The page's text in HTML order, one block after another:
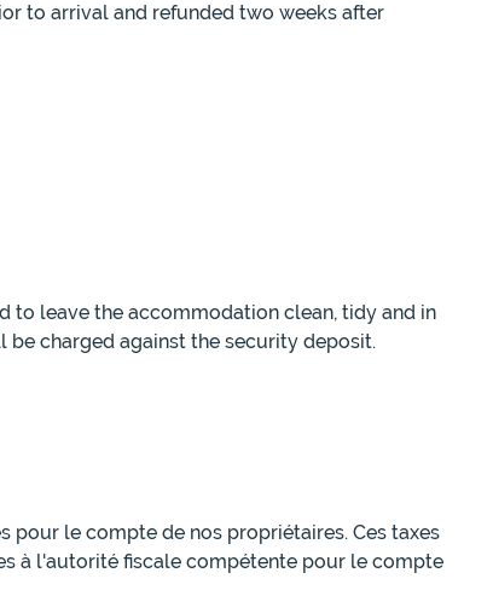
to arrival and refunded two weeks after
to leave the accommodation clean, tidy and in
charged against the security deposit.
pour le compte de nos propriétaires. Ces taxes
à l'autorité fiscale compétente pour le compte